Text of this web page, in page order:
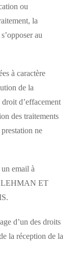
ou
la
au
à caractère
de la
droit d’effacement
des traitements
ne
email à
LEHMAN ET
d’un des droits
la réception de la